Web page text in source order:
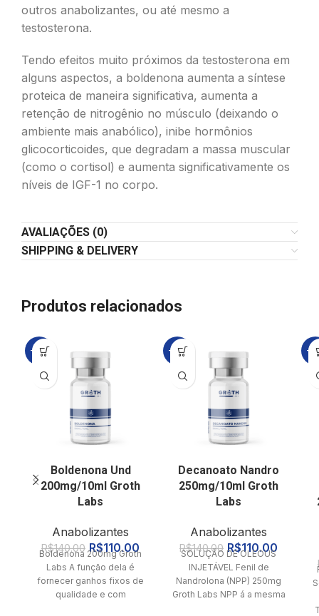
outros anabolizantes, ou até mesmo a
testosterona.
Tendo efeitos muito próximos da testosterona em
alguns aspectos, a boldenona aumenta a síntese
proteica de maneira significativa, aumenta a
retenção de nitrogênio no músculo (deixando o
ambiente mais anabólico), inibe hormônios
glicocorticoides, que degradam a massa muscular
(como o cortisol) e aumenta significativamente os
níveis de IGF-1 no corpo.
AVALIAÇÕES (0)
SHIPPING & DELIVERY
Produtos relacionados
-21%
Boldenona Und
200mg/10ml Groth
Labs
Anabolizantes
R$140.00 R$110.00
Boldenona 200mg Groth
Labs A função dela é
fornecer ganhos fixos de
qualidade e com
-21%
Decanoato Nandro
250mg/10ml Groth
Labs
Anabolizantes
R$140.00 R$110.00
SOLUÇÃO DE OLEOUS
INJETÁVEL Fenil de
Nandrolona (NPP) 250mg
Groth Labs NPP á a mesma
-